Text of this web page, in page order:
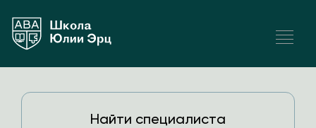
Найти специалиста